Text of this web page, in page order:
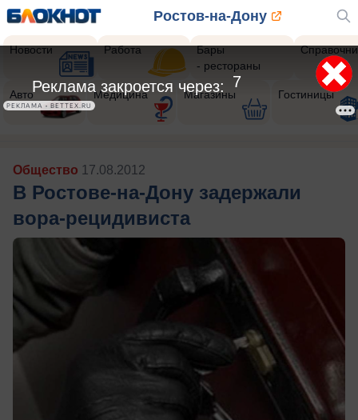
Ростов-на-Дону
Новости Работа
Бары
- рестораны
Авто Медицина Магазины Гостиницы
Общество 17.08.2012
В Ростове-на-Дону задержали
вора-рецидивиста
4
Реклама закроется через:
РЕКЛАМА • BETTEX.RU